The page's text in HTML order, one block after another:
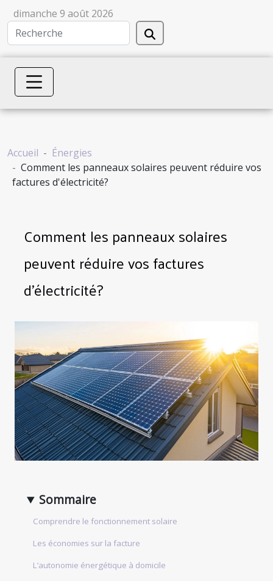
dimanche 9 août 2026
Accueil
Énergies
Comment les panneaux solaires peuvent réduire vos
factures d'électricité?
Comment les panneaux solaires
peuvent réduire vos factures
d'électricité?
Sommaire
Comprendre le fonctionnement solaire
Les économies sur la facture
L’autonomie énergétique à domicile